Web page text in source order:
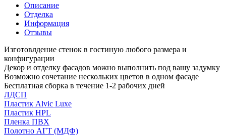
Описание
Отделка
Информация
Отзывы
Изготовлдение стенок в гостиную любого размера и
конфигурации
Декор и отделку фасадов можно выполнить под вашу задумку
Возможно сочетание нескольких цветов в одном фасаде
Бесплатная сборка в течение 1-2 рабочих дней
ЛДСП
Пластик Alvic Luxe
Пластик HPL
Пленка ПВХ
Полотно АГТ (МДФ)